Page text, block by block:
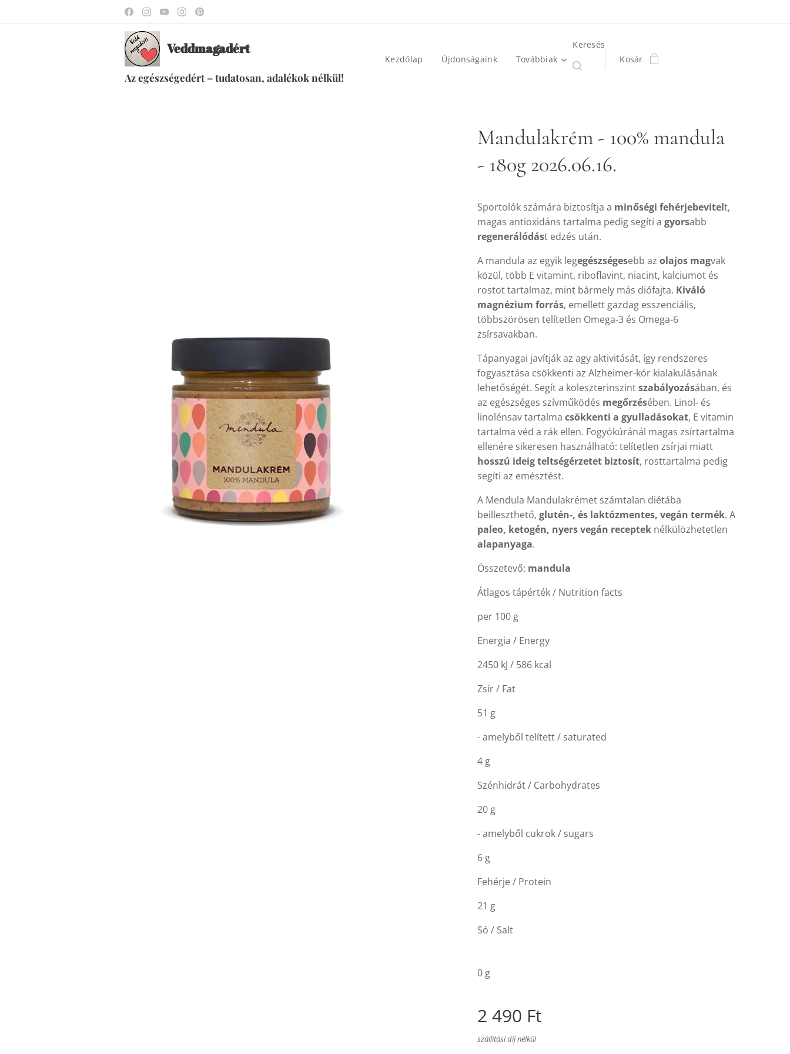
Veddmagadért
Az egészségedért – tudatosan, adalékok nélkül!
Kezdőlap Újdonságaink Továbbiak
Keresés
Kosár
Mandulakrém - 100% mandula
- 180g 2026.06.16.
Sportolók számára biztosítja a minőségi fehérjebevitelt,
magas antioxidáns tartalma pedig segíti a gyorsabb
regenerálódást edzés után.
A mandula az egyik legegészségesebb az olajos magvak
közül, több E vitamint, riboflavint, niacint, kalciumot és
rostot tartalmaz, mint bármely más diófajta. Kiváló
magnézium forrás, emellett gazdag esszenciális,
többszörösen telítetlen Omega-3 és Omega-6
zsírsavakban.
Tápanyagai javítják az agy aktivitását, így rendszeres
fogyasztása csökkenti az Alzheimer-kór kialakulásának
lehetőségét. Segít a koleszterinszintszabályozásában, és
az egészséges szívműködés megőrzésében. Linol- és
linolénsav tartalma csökkenti a gyulladásokat, E vitamin
tartalma véd a rák ellen. Fogyókúránál magas zsírtartalma
ellenére sikeresen használható: telítetlen zsírjai miatt
hosszú ideig teltségérzetet biztosít, rosttartalma pedig
segíti az emésztést.
A Mendula Mandulakrémet számtalan diétába
beilleszthető, glutén-, és laktózmentes, vegán termék. A
paleo, ketogén, nyers vegán receptek nélkülözhetetlen
alapanyaga.
Összetevő: mandula
Átlagos tápérték / Nutrition facts
per 100 g
Energia / Energy
2450 kJ / 586 kcal
Zsír / Fat
51 g
- amelyből telített / saturated
4 g
Szénhidrát / Carbohydrates
20 g
- amelyből cukrok / sugars
6 g
Fehérje / Protein
21 g
Só / Salt
0 g
2 490 Ft
szállítási díj nélkül